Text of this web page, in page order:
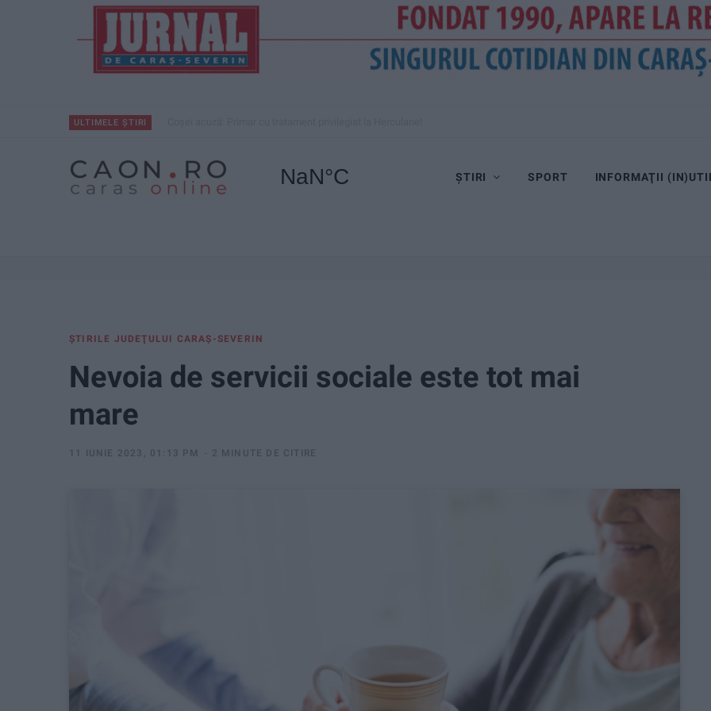
ULTIMELE ȘTIRI
ȘTIRI SPORT INFORMAŢII
ŞTIRILE JUDEŢULUI CARAŞ-SEVERIN
Nevoia de servicii sociale este tot mai
mare
11 IUNIE 2023, 01:13 PM 2 MINUTE DE CITIRE